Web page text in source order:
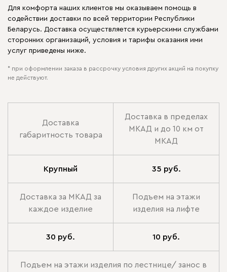
Для комфорта наших клиентов мы оказываем помощь в
содействии доставки по всей территории Республики
Беларусь. Доставка осуществляется курьерскими службами
сторонних организаций, условия и тарифы оказания ими
услуг приведены ниже.
* при оформлении заказа в рассрочку условия других акций на покупку
не действуют.
Доставка
габаритность товара
Доставка в пределах
МКАД и до 10 км от
МКАД
Крупный 35 руб.
Доставка за МКАД за
каждое изделие
Подъем на этажи
изделия на лифте
30 руб. 10 руб.
Подъем на этажи изделия по лестнице/ занос в